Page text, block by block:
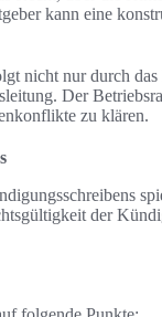
kann eine
nicht nur durch das
Der
zu klären.
der